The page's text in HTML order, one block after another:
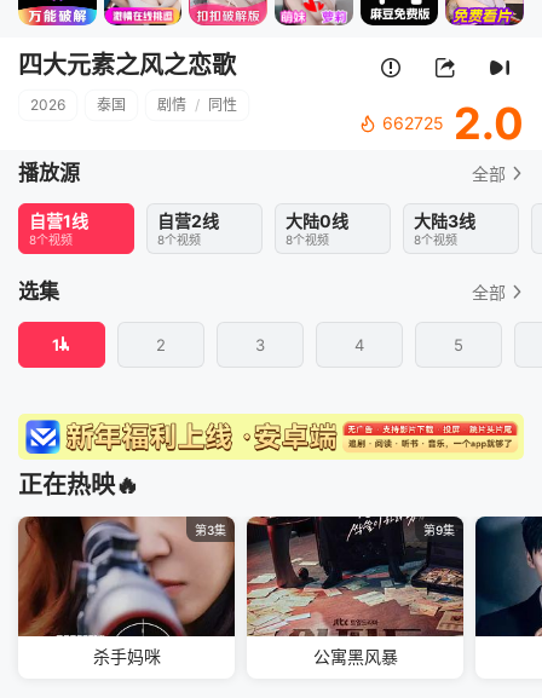
四大元素之风之恋歌
2026 泰国 剧情 / 同性
662725 2.0
播放源 全部
自营1线
8个视频
自营2线
8个视频
大陆0线
8个视频
大陆3线
8个视频
选集 全部
1 2 3 4 5
正在热映🔥
第3集
杀手妈咪
第9集
公寓黑风暴